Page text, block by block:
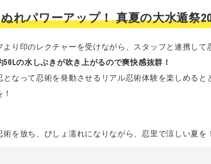
れパワーアップ！ 真夏の大水遁祭
より印のレクチャーを受けながら、スタッフと連携して
の水しぶきが吹き上がるので爽快感抜群！
となって忍術を発動させるリアル忍術体験を楽しめると
術を放ち、びしょ濡れになりながら、忍里で涼しい夏を！